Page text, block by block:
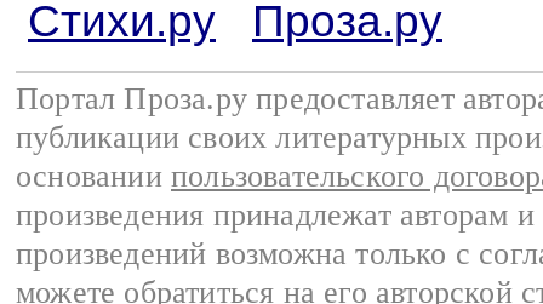
Стихи.ру
Проза.ру
Портал Проза.ру предоставляет
публикации своих литературных
основании пользовательского
произведения принадлежат авторам
произведений возможна только с
можете обратиться на его авторской